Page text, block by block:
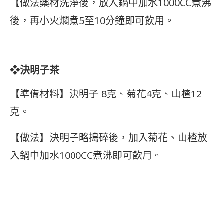
後，再小火燜煮5至10分鐘即可飲用。
❖決明子茶
【準備材料】決明子 8克、菊花4克、山楂12
克。
【做法】決明子略搗碎後，加入菊花、山楂放
入鍋中加水1000CC煮沸即可飲用。